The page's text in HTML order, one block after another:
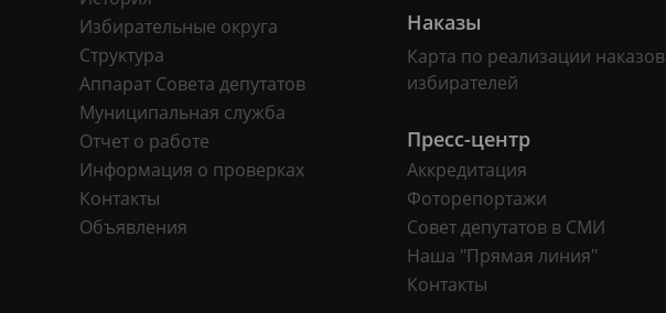
Избирательные округа
Структура
Аппарат Совета депутатов
Муниципальная служба
Отчет о работе
Информация о проверках
Контакты
Объявления
Наказы
Карта по реализации наказов
избирателей
Пресс-центр
Аккредитация
Фоторепортажи
Совет депутатов в СМИ
Наша "Прямая линия"
Контакты